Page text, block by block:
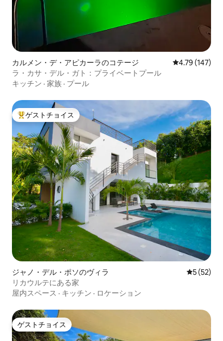
カルメン・デ・アピカーラのコテージ レビュー147
4.79 (147)
ラ・カサ・デル・ガト：プライベートプール
キッチン · 家族 · プール
大好評のゲストチョイスです。
ゲストチョイス
ジャノ・デル・ポソのヴィラ レビュー
5 (52)
リカウルテにある家
屋内スペース · キッチン · ロケーション
ゲストチョイス
ゲストチョイス